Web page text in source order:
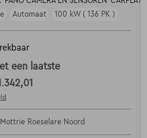
Automaat 100 kW ( 136 PK )
een laatste
Roeselare Noord